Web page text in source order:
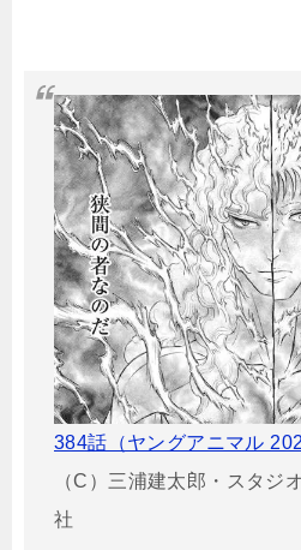
384話（ヤングアニマル
（C）三浦建太郎・スタジ
社